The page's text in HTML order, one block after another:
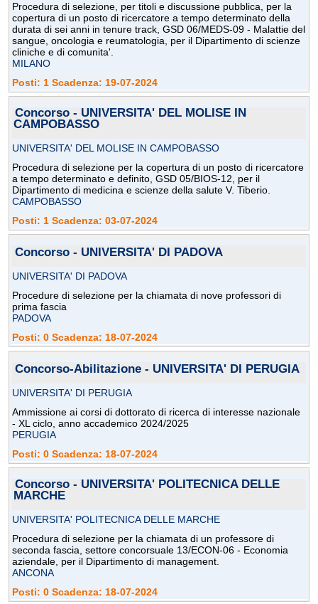
Procedura di selezione, per titoli e discussione pubblica, per la
copertura di un posto di ricercatore a tempo determinato della
durata di sei anni in tenure track, GSD 06/MEDS-09 - Malattie del
sangue, oncologia e reumatologia, per il Dipartimento di scienze
cliniche e di comunita'.
MILANO
Posti: 1 Scadenza: 19-07-2024
Concorso - UNIVERSITA' DEL MOLISE IN
CAMPOBASSO
UNIVERSITA' DEL MOLISE IN CAMPOBASSO
Procedura di selezione per la copertura di un posto di ricercatore
a tempo determinato e definito, GSD 05/BIOS-12, per il
Dipartimento di medicina e scienze della salute V. Tiberio.
CAMPOBASSO
Posti: 1 Scadenza: 03-07-2024
Concorso - UNIVERSITA' DI PADOVA
UNIVERSITA' DI PADOVA
Procedure di selezione per la chiamata di nove professori di
prima fascia
PADOVA
Posti: 0 Scadenza: 18-07-2024
Concorso-Abilitazione - UNIVERSITA' DI PERUGIA
UNIVERSITA' DI PERUGIA
Ammissione ai corsi di dottorato di ricerca di interesse nazionale
- XL ciclo, anno accademico 2024/2025
PERUGIA
Posti: 0 Scadenza: 18-07-2024
Concorso - UNIVERSITA' POLITECNICA DELLE
MARCHE
UNIVERSITA' POLITECNICA DELLE MARCHE
Procedura di selezione per la chiamata di un professore di
seconda fascia, settore concorsuale 13/ECON-06 - Economia
aziendale, per il Dipartimento di management.
ANCONA
Posti: 0 Scadenza: 18-07-2024